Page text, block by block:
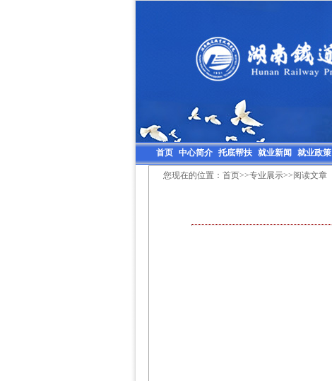
首页 中心简介 托底帮扶 就业新闻 就业政策
您现在的位置：首页>>专业展示>>阅读文章